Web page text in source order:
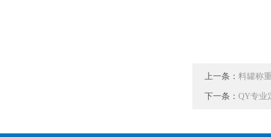
上一条： 料罐称
下一条： QY专业